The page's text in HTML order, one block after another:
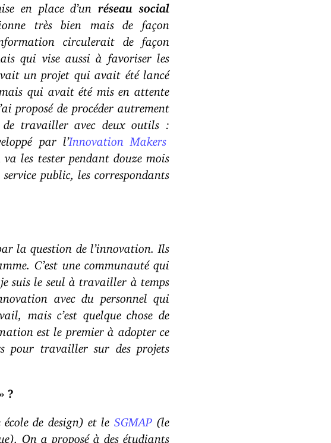
en place d’unréseau social
très bien mais de façon
circulerait de façon
qui vise aussi à favoriser les
un projet qui avait été lancé
mais qui avait été mis en attente
proposé de procéder autrement
de travailler avec deux outils :
par l’Innovation Makers
les tester pendant douze mois
public, les correspondants
la question de l’innovation. Ils
C’est une communauté qui
suis le seul à travailler à temps
avec du personnel qui
mais c’est quelque chose de
est le premier à adopter ce
pour travailler sur des projets
?
école de design) et le SGMAP(le
On a proposé à des étudiants